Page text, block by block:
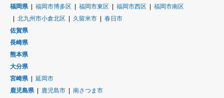
福岡県
福岡市博多区 福岡市東区 福岡市西区
福岡市南区
北九州市小倉北区
久留米市
春日市
佐賀県
長崎県
熊本県
大分県
宮崎県
延岡市
鹿児島県
鹿児島市
南さつま市